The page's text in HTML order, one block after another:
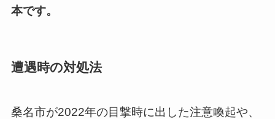
本です。
遭遇時の対処法
桑名市が2022年の目撃時に出した注意喚起や、